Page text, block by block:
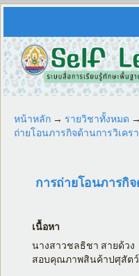
หน้าหลัก → รายวิชาทั้งหมด →
ถ่ายโอนภารกิจด้านการวิเค
การถ่ายโอนภารกิ
เนื้อหา
นางสาวชลธิชา สายด้ว
สอบคุณภาพสินค้าปศุสัตว์